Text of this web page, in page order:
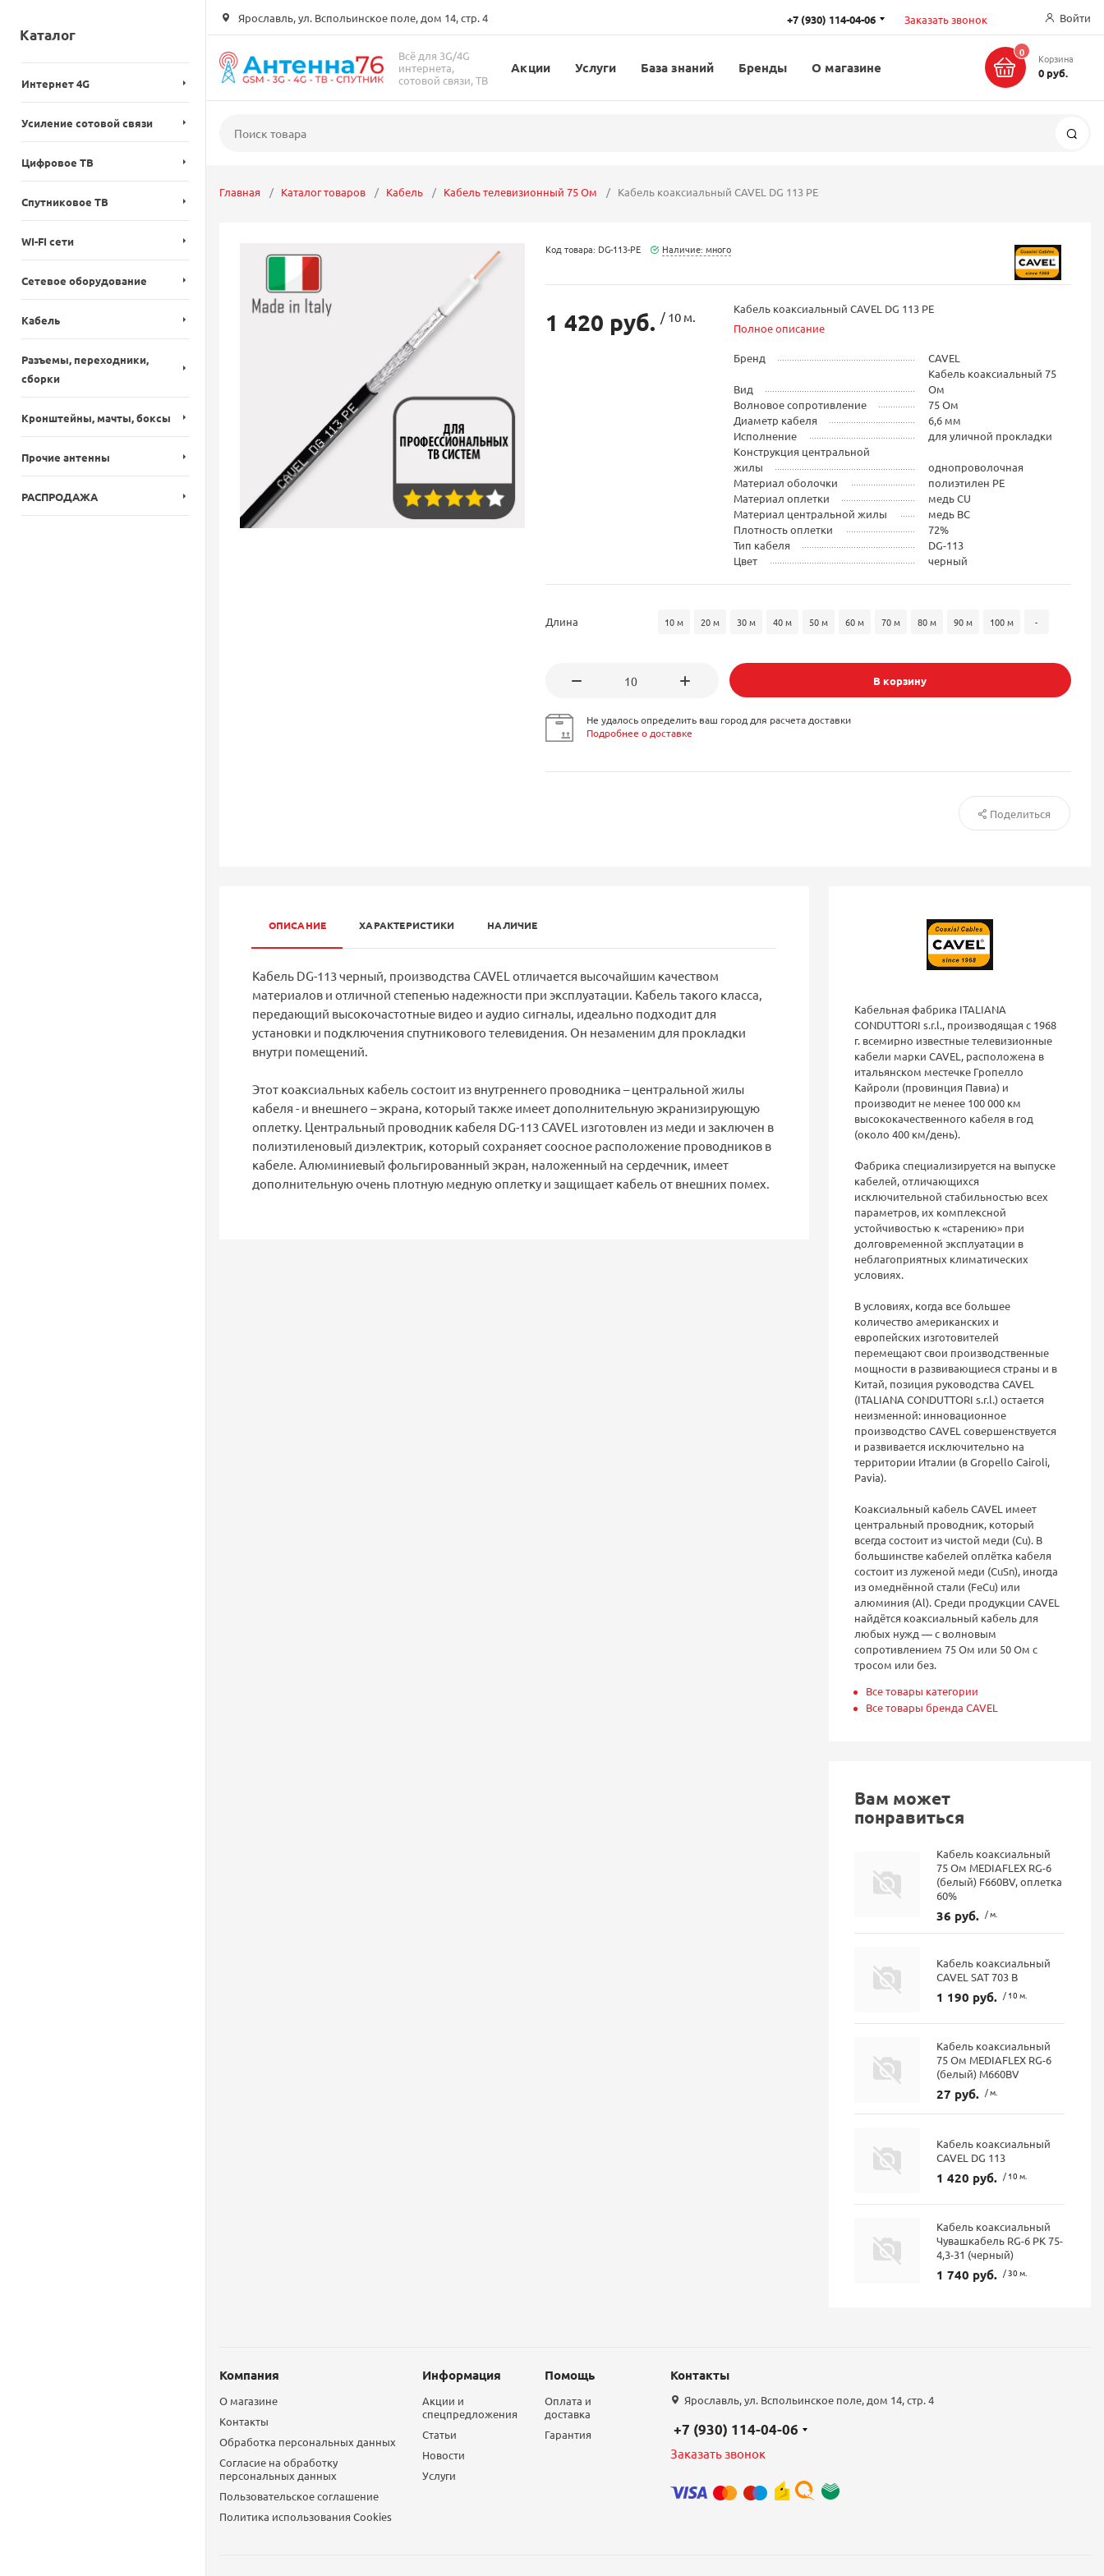
Ярославль, ул. Вспольинское поле, дом 14, стр. 4 +7 (930) 114-04-06 Заказать звонок Войти
Всё для 3G/4G
интернета,
сотовой связи, ТВ
Акции Услуги База знаний Бренды О магазине
0 Корзина
0 руб.
Каталог
Интернет 4G
Усиление сотовой связи
Цифровое ТВ
Спутниковое ТВ
WI-FI сети
Сетевое оборудование
Кабель
Разъемы, переходники,
сборки
Кронштейны, мачты, боксы
Прочие антенны
РАСПРОДАЖА
Главная Каталог товаров Кабель Кабель телевизионный 75 Ом Кабель коаксиальный CAVEL DG 113 PE
Код товара: DG-113-PE Наличие: много
1 420 руб. / 10 м.
Кабель коаксиальный CAVEL DG 113 PE
Полное описание
Бренд CAVEL
Вид
Кабель коаксиальный 75
Ом
Волновое сопротивление
75 Ом
Диаметр кабеля
6,6 мм
Исполнение
для уличной прокладки
Конструкция центральной
жилы
однопроволочная
Материал оболочки
полиэтилен PE
Материал оплетки
медь CU
Материал центральной жилы
медь BC
Плотность оплетки
72%
Тип кабеля
DG-113
Цвет
черный
Длина 10 м 20 м 30 м 40 м 50 м 60 м 70 м 80 м 90 м 100 м -
В корзину
Не удалось определить ваш город для расчета доставки
Подробнее о доставке
Поделиться
ОПИСАНИЕ ХАРАКТЕРИСТИКИ НАЛИЧИЕ
Кабель DG-113 черный, производства CAVEL отличается высочайшим качеством
материалов и отличной степенью надежности при эксплуатации. Кабель такого класса,
передающий высокочастотные видео и аудио сигналы, идеально подходит для
установки и подключения спутникового телевидения. Он незаменим для прокладки
внутри помещений.
Этот коаксиальных кабель состоит из внутреннего проводника – центральной жилы
кабеля - и внешнего – экрана, который также имеет дополнительную экранизирующую
оплетку. Центральный проводник кабеля DG-113 CAVEL изготовлен из меди и заключен в
полиэтиленовый диэлектрик, который сохраняет соосное расположение проводников в
кабеле. Алюминиевый фольгированный экран, наложенный на сердечник, имеет
дополнительную очень плотную медную оплетку и защищает кабель от внешних помех.
Кабельная фабрика ITALIANA
CONDUTTORI s.r.l., производящая с 1968
г. всемирно известные телевизионные
кабели марки CAVEL, расположена в
итальянском местечке Гропелло
Кайроли (провинция Павиа) и
производит не менее 100 000 км
высококачественного кабеля в год
(около 400 км/день).
Фабрика специализируется на выпуске
кабелей, отличающихся
исключительной стабильностью всех
параметров, их комплексной
устойчивостью к «старению» при
долговременной эксплуатации в
неблагоприятных климатических
условиях.
В условиях, когда все большее
количество американских и
европейских изготовителей
перемещают свои производственные
мощности в развивающиеся страны и в
Китай, позиция руководства CAVEL
(ITALIANA CONDUTTORI s.r.l.) остается
неизменной: инновационное
производство CAVEL совершенствуется
и развивается исключительно на
территории Италии (в Gropello Cairoli,
Pavia).
Коаксиальный кабель CAVEL имеет
центральный проводник, который
всегда состоит из чистой меди (Cu). В
большинстве кабелей оплётка кабеля
состоит из луженой меди (CuSn), иногда
из омеднённой стали (FeCu) или
алюминия (Al). Среди продукции CAVEL
найдётся коаксиальный кабель для
любых нужд — с волновым
сопротивлением 75 Ом или 50 Ом с
тросом или без.
Все товары категории
Все товары бренда CAVEL
Вам может
понравиться
Кабель коаксиальный
75 Ом MEDIAFLEX RG-6
(белый) F660BV, оплетка
60%
36 руб. / м.
Кабель коаксиальный
CAVEL SAT 703 B
1 190 руб. / 10 м.
Кабель коаксиальный
75 Ом MEDIAFLEX RG-6
(белый) М660BV
27 руб. / м.
Кабель коаксиальный
CAVEL DG 113
1 420 руб. / 10 м.
Кабель коаксиальный
Чувашкабель RG-6 РК 75-
4,3-31 (черный)
1 740 руб. / 30 м.
Компания
О магазине
Контакты
Обработка персональных данных
Согласие на обработку
персональных данных
Пользовательское соглашение
Политика использования Сookies
Информация
Акции и
спецпредложения
Статьи
Новости
Услуги
Помощь
Оплата и
доставка
Гарантия
Контакты
Ярославль, ул. Вспольинское поле, дом 14, стр. 4
+7 (930) 114-04-06
Заказать звонок